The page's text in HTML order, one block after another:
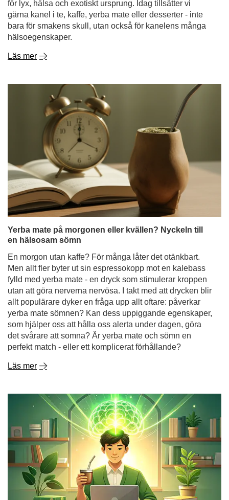
Yerba mate på morgonen eller kvällen? Nyckeln till
en hälsosam sömn
En morgon utan kaffe? För många låter det otänkbart.
Men allt fler byter ut sin espressokopp mot en kalebass
fylld med yerba mate - en dryck som stimulerar kroppen
utan att göra nerverna nervösa. I takt med att drycken blir
allt populärare dyker en fråga upp allt oftare: påverkar
yerba mate sömnen? Kan dess uppiggande egenskaper,
som hjälper oss att hålla oss alerta under dagen, göra
det svårare att somna? Är yerba mate och sömn en
perfekt match - eller ett komplicerat förhållande?
Läs mer
Yerba mate och koncentration - hur fungerar det och
varför stimulerar det hjärnan när man studerar?
Början av läsåret och de första veckorna med lektioner är